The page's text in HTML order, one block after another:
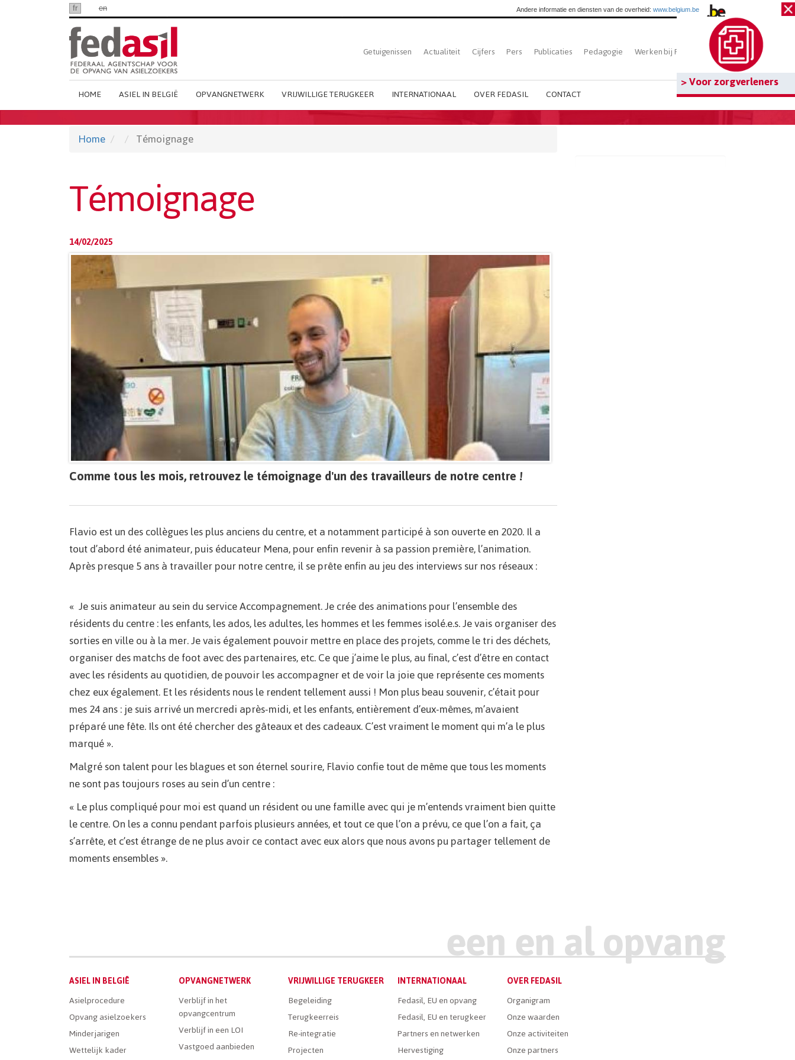
> Voor zorgverleners
fr en Andere informatie en diensten van de overheid: www.belgium.be
Top
Dutch
menu
Getuigenissen Actualiteit Cijfers Pers Publicaties Pedagogie Werken bij Fedasil Zoeken
Main
Dutch
Menu
HOME ASIEL IN BELGIË OPVANGNETWERK VRIJWILLIGE TERUGKEER INTERNATIONAAL OVER FEDASIL CONTACT
Home Témoignage
Témoignage
14/02/2025
Comme tous les mois, retrouvez le témoignage d'un des travailleurs de notre centre !
Flavio est un des collègues les plus anciens du centre, et a notamment participé à son ouverte en 2020. Il a
tout d’abord été animateur, puis éducateur Mena, pour enfin revenir à sa passion première, l’animation.
Après presque 5 ans à travailler pour notre centre, il se prête enfin au jeu des interviews sur nos réseaux :
« Je suis animateur au sein du service Accompagnement. Je crée des animations pour l’ensemble des
résidents du centre : les enfants, les ados, les adultes, les hommes et les femmes isolé.e.s. Je vais organiser des
sorties en ville ou à la mer. Je vais également pouvoir mettre en place des projets, comme le tri des déchets,
organiser des matchs de foot avec des partenaires, etc. Ce que j’aime le plus, au final, c’est d’être en contact
avec les résidents au quotidien, de pouvoir les accompagner et de voir la joie que représente ces moments
chez eux également. Et les résidents nous le rendent tellement aussi ! Mon plus beau souvenir, c’était pour
mes 24 ans : je suis arrivé un mercredi après-midi, et les enfants, entièrement d’eux-mêmes, m’avaient
préparé une fête. Ils ont été chercher des gâteaux et des cadeaux. C’est vraiment le moment qui m’a le plus
marqué ».
Malgré son talent pour les blagues et son éternel sourire, Flavio confie tout de même que tous les moments
ne sont pas toujours roses au sein d’un centre :
« Le plus compliqué pour moi est quand un résident ou une famille avec qui je m’entends vraiment bien quitte
le centre. On les a connu pendant parfois plusieurs années, et tout ce que l’on a prévu, ce que l’on a fait, ça
s’arrête, et c’est étrange de ne plus avoir ce contact avec eux alors que nous avons pu partager tellement de
moments ensembles ».
Main
Dutch
Menu
ASIEL IN BELGIË
Asielprocedure
Opvang asielzoekers
Minderjarigen
Wettelijk kader
OPVANGNETWERK
Verblijf in het
opvangcentrum
Verblijf in een LOI
Vastgoed aanbieden
VRIJWILLIGE TERUGKEER
Begeleiding
Terugkeerreis
Re-integratie
Projecten
INTERNATIONAAL
Fedasil, EU en opvang
Fedasil, EU en terugkeer
Partners en netwerken
Hervestiging
OVER FEDASIL
Organigram
Onze waarden
Onze activiteiten
Onze partners